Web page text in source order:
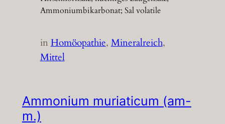
Ammoniumbikarbonat; Sal volatile
inHomöopathie, Mineralreich
Mittel
Ammonium muriaticum (am-
m.)